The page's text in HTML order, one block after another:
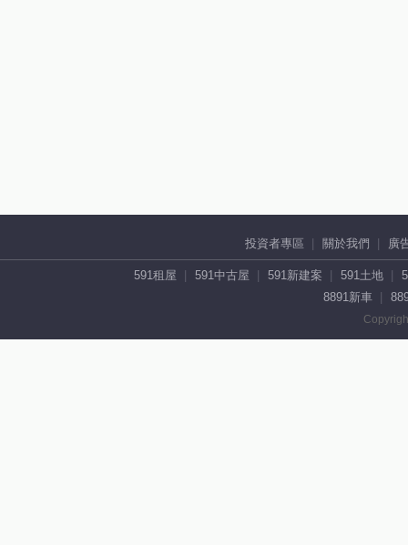
投資者專區 關於我們 廣
591租屋 591中古屋 591新建案 591土地
8891新車